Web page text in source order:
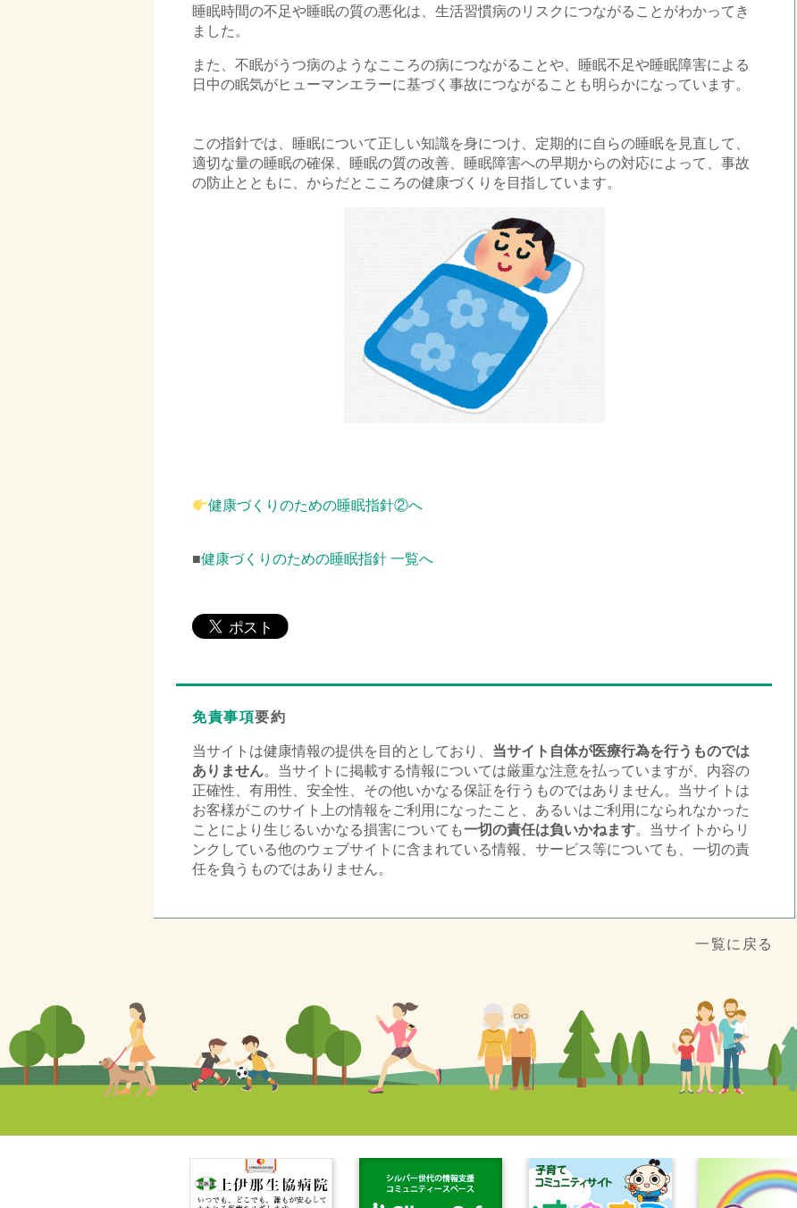
睡眠時間の不足や睡眠の質の悪化は、生活習慣病のリスクにつながることがわかってき
ました。
また、不眠がうつ病のようなこころの病につながることや、睡眠不足や睡眠障害による
日中の眠気がヒューマンエラーに基づく事故につながることも明らかになっています。
この指針では、睡眠について正しい知識を身につけ、定期的に自らの睡眠を見直して、
適切な量の睡眠の確保、睡眠の質の改善、睡眠障害への早期からの対応によって、事故
の防止とともに、からだとこころの健康づくりを目指しています。
健康づくりのための睡眠指針②へ
■健康づくりのための睡眠指針 一覧へ
免責事項要約
当サイトは健康情報の提供を目的としており、 当サイト自体が医療行為を行うものでは
ありません。当サイトに掲載する情報については厳重な注意を払っていますが、内容の
正確性、有用性、安全性、その他いかなる保証を行うものではありません。当サイトは
お客様がこのサイト上の情報をご利用になったこと、あるいはご利用になられなかった
ことにより生じるいかなる損害についても一切の責任は負いかねます。当サイトからリ
ンクしている他のウェブサイトに含まれている情報、サービス等についても、一切の責
任を負うものではありません。
一覧に戻る